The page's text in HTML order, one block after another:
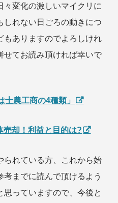
々変化の激しいマイクリに
しれない日ごろの動きにつ
もありますのでよろしけれ
せてお読み頂ければ幸いで
農工商の4種類」
売却！利益と目的は?
られている方、これから始
までに読んで頂けるよう
っていますので、今後と